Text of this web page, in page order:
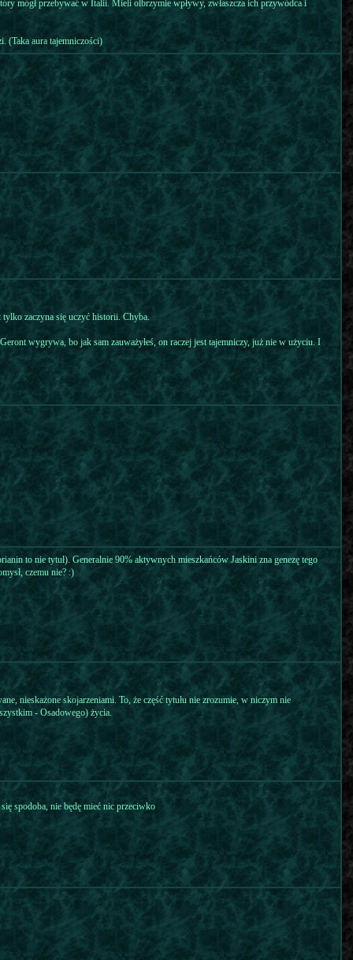
mógł przebywać w Italii. Mieli olbrzymie wpływy, zwłaszcza ich przywódca i
(Taka aura tajemniczości)
zaczyna się uczyć historii. Chyba.
wygrywa, bo jak sam zauważyłeś, on raczej jest tajemniczy, już nie w użyciu. I
to nie tytuł). Generalnie 90% aktywnych mieszkańców Jaskini zna genezę tego
czemu nie? :)
nieskażone skojarzeniami. To, że część tytułu nie zrozumie, w niczym nie
- Osadowego) życia.
spodoba, nie będę mieć nic przeciwko